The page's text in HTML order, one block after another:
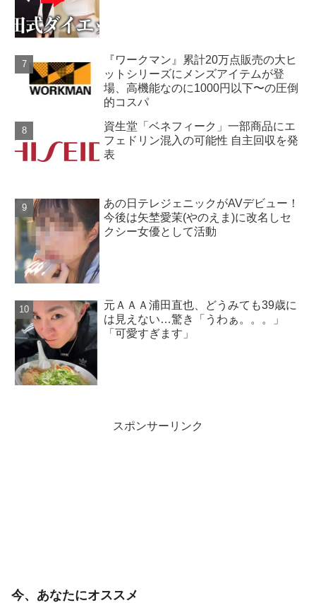
『ワークマン』累計20万点販売の大ヒ
ットシリーズにメンズアイテムが登
場、高機能なのに1000円以下〜の圧倒
的コスパ
資生堂「ベネフィーク」一部商品にエ
フェドリン混入の可能性 自主回収を発
表
あの日テレジェニックがAVデビュー！
今後は矢埜愛茉(やのえま)に改名しセ
クシー女優として活動
元ＡＡＡ浦田直也、どうみても39歳に
は見えない…驚き「うわぁ。。。」
「可愛すぎます」
スポンサーリンク
今、あなたにオススメ